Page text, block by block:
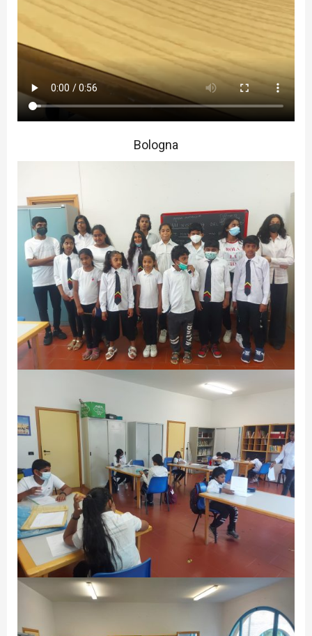
Bologna